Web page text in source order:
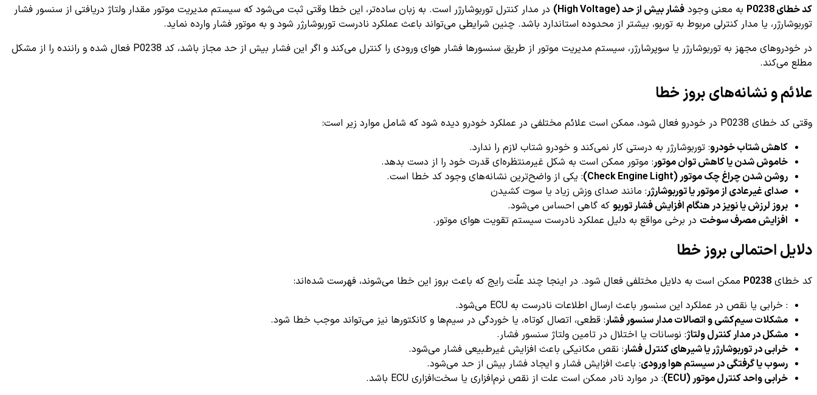
کد خطای P0238 به معنی وجود فشار بیش از حد (High Voltage)
در مدار کنترل توربوشارژر است. به زبان ساده‌تر، این خطا وقتی ثبت می‌شود که سیستم مدیریت موتور مقدار ولتاژ دریافتی از سنسور فشار
توربوشارژر، یا مدار کنترلی مربوط به توربو، بیشتر از محدوده استاندارد باشد. چنین شرایطی می‌تواند باعث عملکرد نادرست توربوشارژر شود و به موتور فشار وارده نماید.
در خودروهای مجهز به توربوشارژر یا سوپرشارژر، سیستم مدیریت موتور از طریق سنسورها فشار هوای ورودی را کنترل می‌کند و اگر این فشار بیش از حد مجاز باشد، کد P0238 فعال شده و راننده را از مشکل
مطلع می‌کند.
علائم و نشانه‌های بروز خطا
وقتی کد خطای P0238 در خودرو فعال شود، ممکن است علائم مختلفی در عملکرد خودرو دیده شود که شامل موارد زیر است:
کاهش شتاب خودرو: توربوشارژر به درستی کار نمی‌کند و خودرو شتاب لازم را ندارد.
خاموش شدن یا کاهش توان موتور: موتور ممکن است به شکل غیرمنتظره‌ای قدرت خود را از دست بدهد.
روشن شدن چراغ چک موتور (Check Engine Light)
: یکی از واضح‌ترین نشانه‌های وجود کد خطا است.
صدای غیرعادی از موتور یا توربوشارژر: مانند صدای وزش زیاد یا سوت کشیدن
بروز لرزش یا نویز در هنگام افزایش فشار توربو که گاهی احساس می‌شود.
افزایش مصرف سوخت در برخی مواقع به دلیل عملکرد نادرست سیستم تقویت هوای موتور.
دلایل احتمالی بروز خطا
کد خطای P0238 ممکن است به دلایل مختلفی فعال شود. در اینجا چند علّت رایج که باعث بروز این خطا می‌شوند، فهرست شده‌اند:
: خرابی یا نقص در عملکرد این سنسور باعث ارسال اطلاعات نادرست به ECU می‌شود.
مشکلات سیم‌کشی و اتصالات مدار سنسور فشار: قطعی، اتصال کوتاه، یا خوردگی در سیم‌ها و کانکتورها نیز می‌تواند موجب خطا شود.
مشکل در مدار کنترل ولتاژ: نوسانات یا اختلال در تامین ولتاژ سنسور فشار.
خرابی در توربوشارژر یا شیرهای کنترل فشار: نقص مکانیکی باعث افزایش غیرطبیعی فشار می‌شود.
رسوب یا گرفتگی در سیستم هوا ورودی: باعث افزایش فشار و ایجاد فشار بیش از حد می‌شود.
خرابی واحد کنترل موتور (ECU)
: در موارد نادر ممکن است علت از نقص نرم‌افزاری یا سخت‌افزاری ECU باشد.